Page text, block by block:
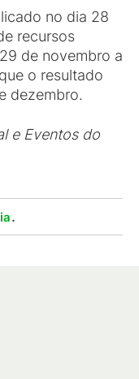
no dia 28
recursos
de novembro a
o resultado
dezembro.
e Eventos do
.